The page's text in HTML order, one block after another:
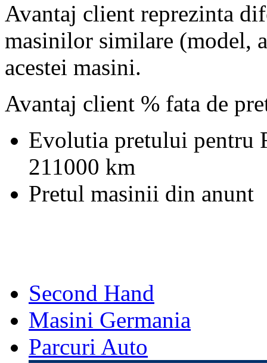
Avantaj client reprezinta
masinilor similare (model,
acestei masini.
Avantaj client % fata de
Evolutia pretului pentru
211000 km
Pretul masinii din anunt
Second Hand
Masini Germania
Parcuri Auto